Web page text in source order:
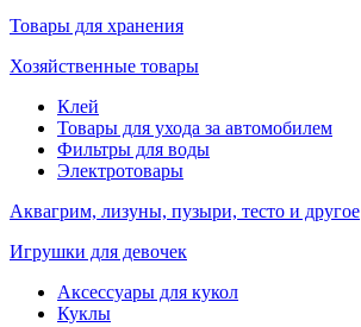
Товары для хранения
Хозяйственные товары
Клей
Товары для ухода за автомобилем
Фильтры для воды
Электротовары
Аквагрим, лизуны, пузыри, тесто и другое
Игрушки для девочек
Аксессуары для кукол
Куклы